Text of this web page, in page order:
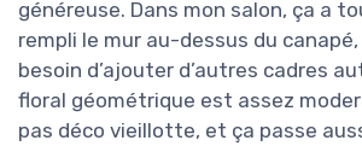
généreuse. Dans mon salon, ça a
rempli le mur au-dessus du canapé,
besoin d’ajouter d’autres cadres
floral géométrique est assez
pas déco vieillotte, et ça passe